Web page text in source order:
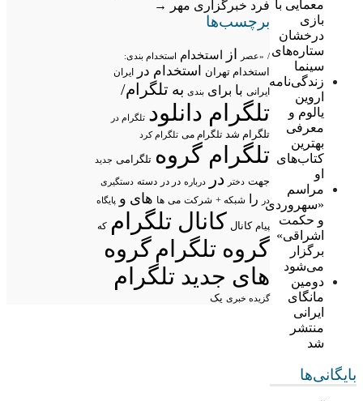
معمایی با
بازی
درخشان
ستاره‌های
سینما
زندگی‌نامه
اروین
یالوم و
معرفی
بهترین
کتاب‌های
او
مراسم
«سهروردی
و حکمت
اشراقی»
برگزار
می‌شود
دومین
مانگای
ایرانی
منتشر
شد
بایگانی‌ها
فرد خبرگزاری مهر
→
برچسب‌ها
/ «عصر از استخدام استخدام بندی:
استخدام تهران استخدام در ایران
ایرانی با برای بندی به تلگرام/
تلگرام دانلود تلگرام در
تلگرام شد تلگرام می تلگرام کرد
تلگرام گروه تلگرامی جدید
جهت دختر در درباره در در دسته دستگیری
در
را شبکه + شرکت می ها های و پایگاه
پیام کانال کانال تلگرام که
گروه تلگرامگروه
های جدید تلگرام
گزیده خبری یک